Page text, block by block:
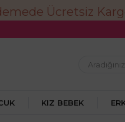
KIZ BEBEK